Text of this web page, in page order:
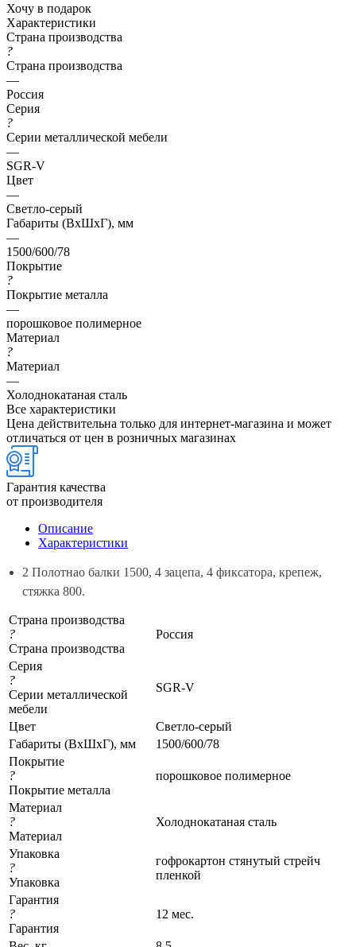
Хочу в подарок
Характеристики
Страна производства
?
Страна производства
—
Россия
Серия
?
Серии металлической мебели
—
SGR-V
Цвет
—
Светло-серый
Габариты (ВхШхГ), мм
—
1500/600/78
Покрытие
?
Покрытие металла
—
порошковое полимерное
Материал
?
Материал
—
Холоднокатаная сталь
Все характеристики
Цена действительна только для интернет-магазина и может
отличаться от цен в розничных магазинах
Гарантия качества
от производителя
Описание
Характеристики
2 Полотнао балки 1500, 4 зацепа, 4 фиксатора, крепеж,
стяжка 800.
Страна производства
?
Страна производства
Россия
Серия
?
Серии металлической
мебели
SGR-V
Цвет
Светло-серый
Габариты (ВхШхГ), мм
1500/600/78
Покрытие
?
Покрытие металла
порошковое полимерное
Материал
?
Материал
Холоднокатаная сталь
Упаковка
?
Упаковка
гофрокартон стянутый стрейч
пленкой
Гарантия
?
Гарантия
12 мес.